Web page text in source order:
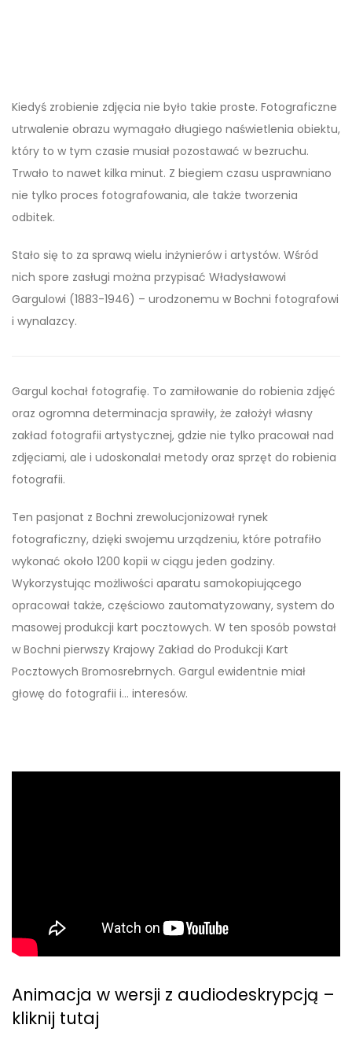
Kiedyś zrobienie zdjęcia nie było takie proste. Fotograficzne
utrwalenie obrazu wymagało długiego naświetlenia obiektu,
który to w tym czasie musiał pozostawać w bezruchu.
Trwało to nawet kilka minut. Z biegiem czasu usprawniano
nie tylko proces fotografowania, ale także tworzenia
odbitek.
Stało się to za sprawą wielu inżynierów i artystów. Wśród
nich spore zasługi można przypisać Władysławowi
Gargulowi (1883-1946) – urodzonemu w Bochni fotografowi
i wynalazcy.
Gargul kochał fotografię. To zamiłowanie do robienia zdjęć
oraz ogromna determinacja sprawiły, że założył własny
zakład fotografii artystycznej, gdzie nie tylko pracował nad
zdjęciami, ale i udoskonalał metody oraz sprzęt do robienia
fotografii.
Ten pasjonat z Bochni zrewolucjonizował rynek
fotograficzny, dzięki swojemu urządzeniu, które potrafiło
wykonać około 1200 kopii w ciągu jeden godziny.
Wykorzystując możliwości aparatu samokopiującego
opracował także, częściowo zautomatyzowany, system do
masowej produkcji kart pocztowych. W ten sposób powstał
w Bochni pierwszy Krajowy Zakład do Produkcji Kart
Pocztowych Bromosrebrnych. Gargul ewidentnie miał
głowę do fotografii i… interesów.
Animacja w wersji z audiodeskrypcją –
kliknij tutaj